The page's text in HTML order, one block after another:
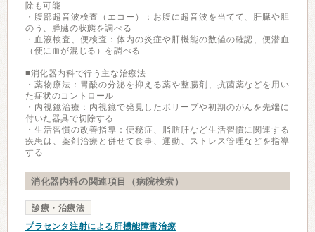
除も可能
・腹部超音波検査（エコー）：お腹に超音波を当てて、肝臓や胆
のう、膵臓の状態を調べる
・血液検査、便検査：体内の炎症や肝機能の数値の確認、便潜血
（便に血が混じる）を調べる
■消化器内科で行う主な治療法
・薬物療法：胃酸の分泌を抑える薬や整腸剤、抗菌薬などを用い
た症状のコントロール
・内視鏡治療：内視鏡で発見したポリープや初期のがんを先端に
付いた器具で切除する
・生活習慣の改善指導：便秘症、脂肪肝など生活習慣に関連する
疾患は、薬剤治療と併せて食事、運動、ストレス管理などを指導
する
消化器内科の関連項目（病院検索）
診療・治療法
プラセンタ注射による肝機能障害治療